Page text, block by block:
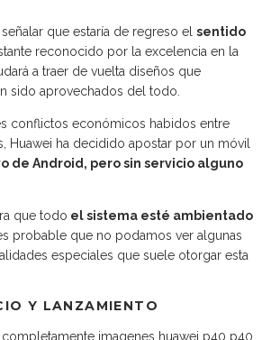
que estaría de regreso el sentido
reconocido por la excelencia en la
a traer de vuelta diseños que
sido aprovechados del todo.
conflictos económicos habidos entre
Huawei ha decidido apostar por un móvil
de Android, pero sin servicio alguno
que todo el sistema esté ambientado
probable que no podamos ver algunas
especiales que suele otorgar esta
Y LANZAMIENTO